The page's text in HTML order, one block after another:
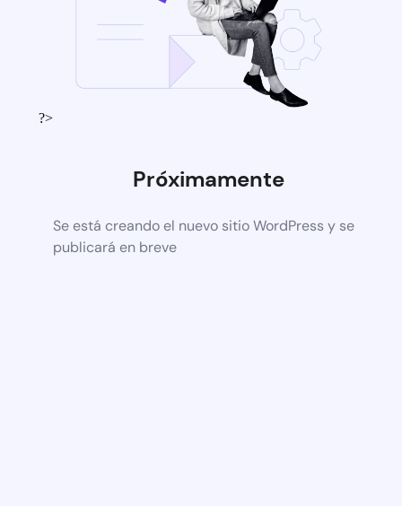
?>
Próximamente
Se está creando el nuevo sitio WordPress y se
publicará en breve